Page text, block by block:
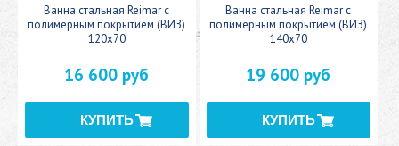
Ванна стальная Reimar с
полимерным покрытием (ВИЗ)
120x70
16 600 руб
Ванна стальная Reimar с
полимерным покрытием (ВИЗ)
140x70
19 600 руб